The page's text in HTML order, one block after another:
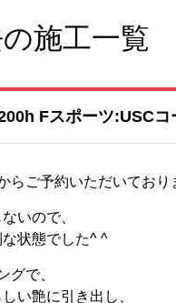
施工一覧
Fスポーツ:USC
らご予約いただいており
いので、
状態でした^ ^
グで、
い艶に引き出し、